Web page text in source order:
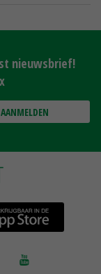
nieuwsbrief!
AANMELDEN